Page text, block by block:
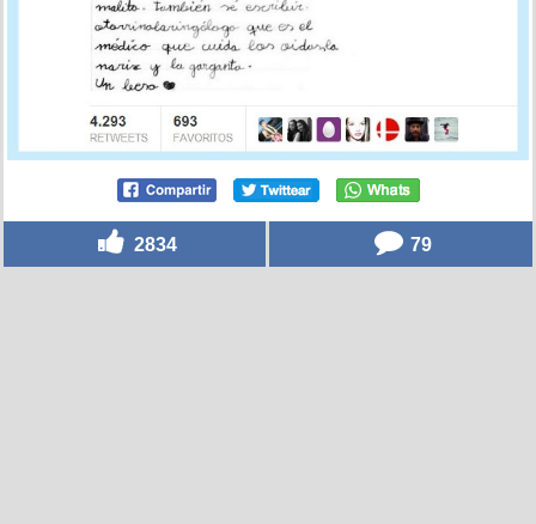
2834 79